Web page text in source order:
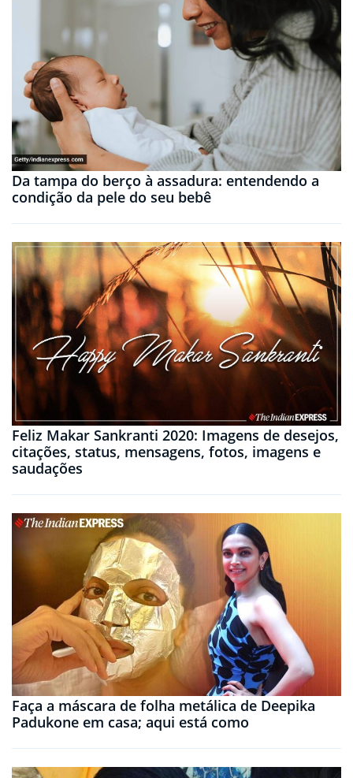
Da tampa do berço à assadura: entendendo a
condição da pele do seu bebê
Feliz Makar Sankranti 2020: Imagens de desejos,
citações, status, mensagens, fotos, imagens e
saudações
Faça a máscara de folha metálica de Deepika
Padukone em casa; aqui está como